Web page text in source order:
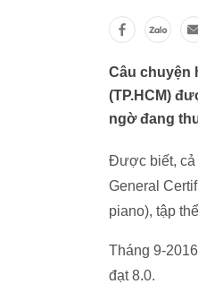
Câu chuyện
(TP.HCM)
ngờ đang
Được biết, cả
General
piano), tập
Tháng 9-
đạt 8.0.